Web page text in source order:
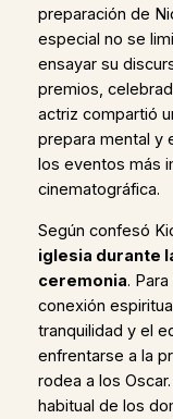
preparación de
especial no se
ensayar su
premios,
actriz compartió
prepara mental y
los eventos más
cinematográfica.
Según confesó
iglesia durante
ceremonia.
conexión
tranquilidad y el
enfrentarse a la
rodea a los
habitual de los